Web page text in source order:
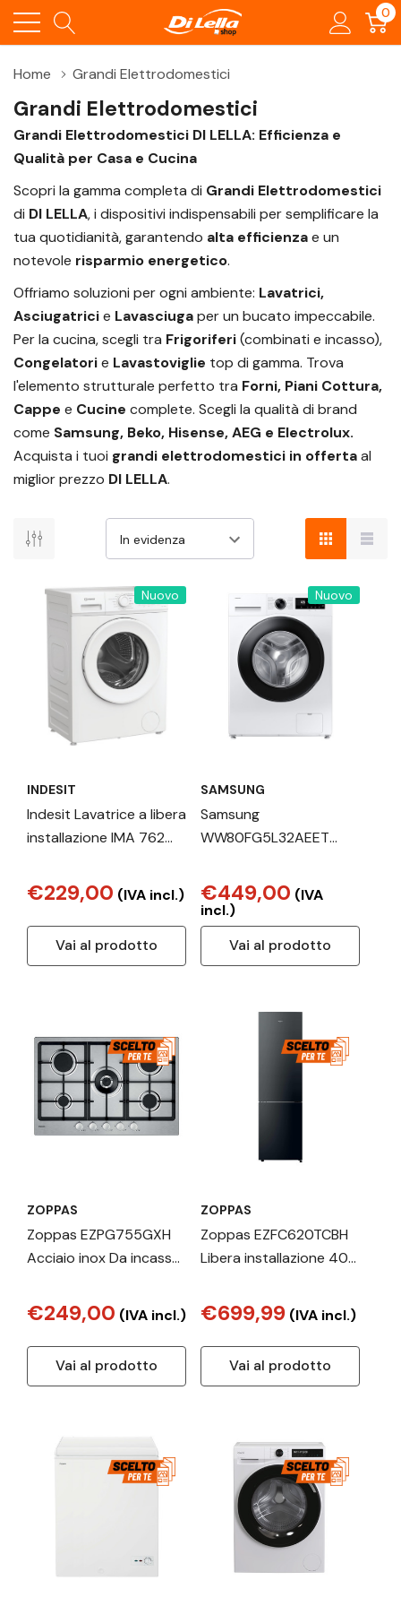
0
Home Grandi Elettrodomestici
Grandi Elettrodomestici
Grandi Elettrodomestici DI LELLA: Efficienza e
Qualità per Casa e Cucina
Scopri la gamma completa di Grandi Elettrodomestici
di DI LELLA, i dispositivi indispensabili per semplificare la
tua quotidianità, garantendo alta efficienzae un
notevole risparmio energetico.
Offriamo soluzioni per ogni ambiente: Lavatrici,
Asciugatricie Lavasciugaper un bucato impeccabile.
Per la cucina, scegli tra Frigoriferi(combinati e incasso),
Congelatorie Lavastoviglie top di gamma. Trova
l'elemento strutturale perfetto tra Forni, Piani Cottura,
Cappe e Cucine complete. Scegli la qualità di brand
come Samsung, Beko, Hisense, AEG e Electrolux.
Acquista i tuoi grandi elettrodomestici in offertaal
miglior prezzo DI LELLA.
Nuovo
INDESIT
Indesit Lavatrice a libera
installazione IMA 762
MY TIME IT
€229,00 (IVA incl.)
Vai al prodotto
Nuovo
SAMSUNG
Samsung
WW80FG5L32AEET
frontale 8 kg 1200
Giri/min Bianco
€449,00 (IVA
incl.)
Vai al prodotto
ZOPPAS
Zoppas EZPG755GXH
Acciaio inox Da incasso
€249,00 (IVA incl.)
Vai al prodotto
ZOPPAS
Zoppas EZFC620TCBH
Libera installazione 409
€699,99 (IVA incl.)
Vai al prodotto